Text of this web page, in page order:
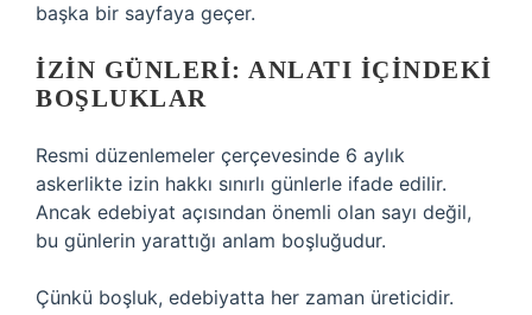
başka bir sayfaya geçer.
İZIN GÜNLERI: ANLATI İÇINDEKI
BOŞLUKLAR
Resmi düzenlemeler çerçevesinde 6 aylık
askerlikte izin hakkı sınırlı günlerle ifade edilir.
Ancak edebiyat açısından önemli olan sayı değil,
bu günlerin yarattığı anlam boşluğudur.
Çünkü boşluk, edebiyatta her zaman üreticidir.